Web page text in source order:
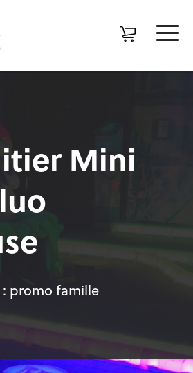
Mini
: promo famille